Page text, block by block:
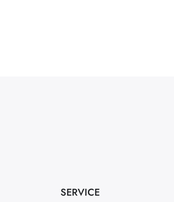
SERVICE